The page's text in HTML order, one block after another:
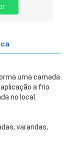
uma camada
a frio
no local.
varandas,